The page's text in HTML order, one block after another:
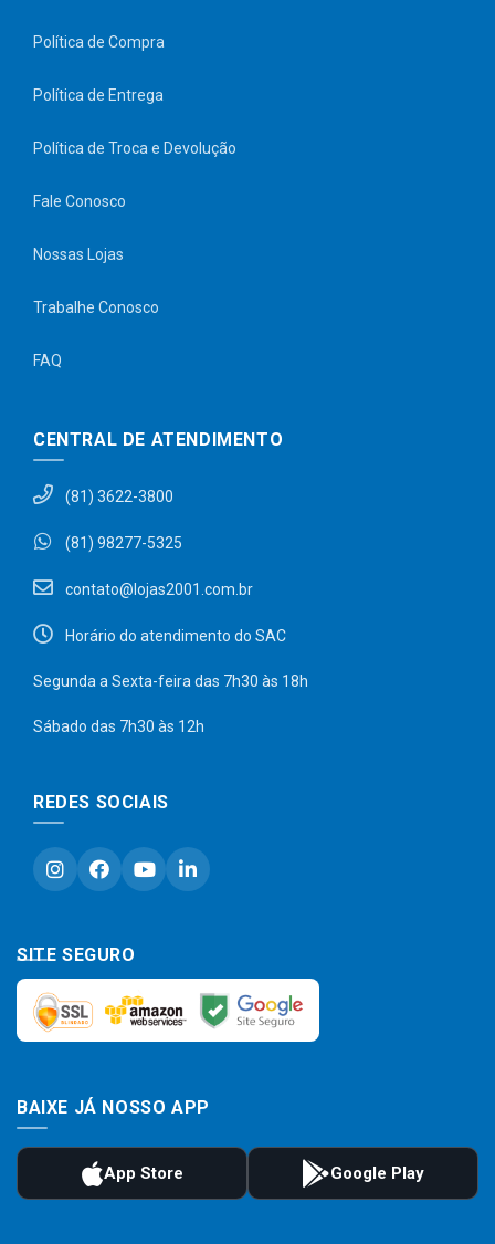
Política de Compra
Política de Entrega
Política de Troca e Devolução
Fale Conosco
Nossas Lojas
Trabalhe Conosco
FAQ
CENTRAL DE ATENDIMENTO
(81) 3622-3800
(81) 98277-5325
contato@lojas2001.com.br
Horário do atendimento do SAC
Segunda a Sexta-feira das 7h30 às 18h
Sábado das 7h30 às 12h
REDES SOCIAIS
SITE SEGURO
BAIXE JÁ NOSSO APP